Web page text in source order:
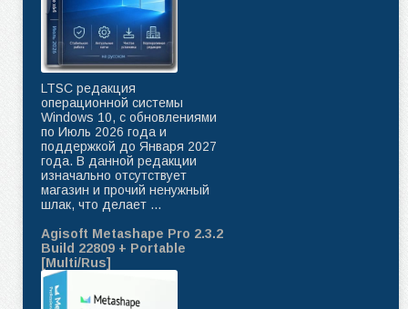
LTSC редакция
операционной системы
Windows 10, с обновлениями
по Июль 2026 года и
поддержкой до Января 2027
года. В данной редакции
изначально отсутствует
магазин и прочий ненужный
шлак, что делает ...
Agisoft Metashape Pro 2.3.2
Build 22809 + Portable
[Multi/Rus]